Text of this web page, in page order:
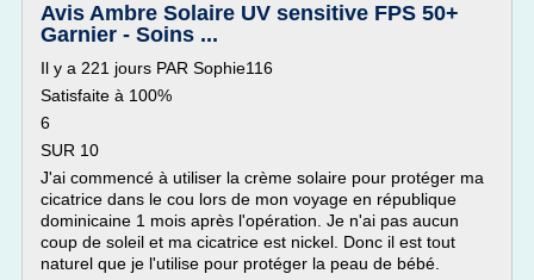
Avis Ambre Solaire UV sensitive FPS 50+
Garnier - Soins ...
Il y a 221 jours PAR Sophie116
Satisfaite à 100%
6
SUR 10
J'ai commencé à utiliser la crème solaire pour protéger ma
cicatrice dans le cou lors de mon voyage en république
dominicaine 1 mois après l'opération. Je n'ai pas aucun
coup de soleil et ma cicatrice est nickel. Donc il est tout
naturel que je l'utilise pour protéger la peau de bébé.